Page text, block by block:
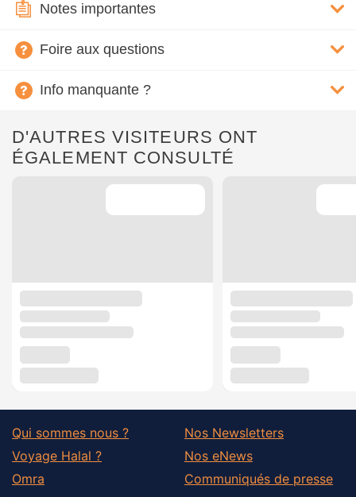
Notes importantes
Foire aux questions
Info manquante ?
D'AUTRES VISITEURS ONT
ÉGALEMENT CONSULTÉ
Qui sommes nous ?
Voyage Halal ?
Omra
Nos Newsletters
Nos eNews
Communiqués de presse